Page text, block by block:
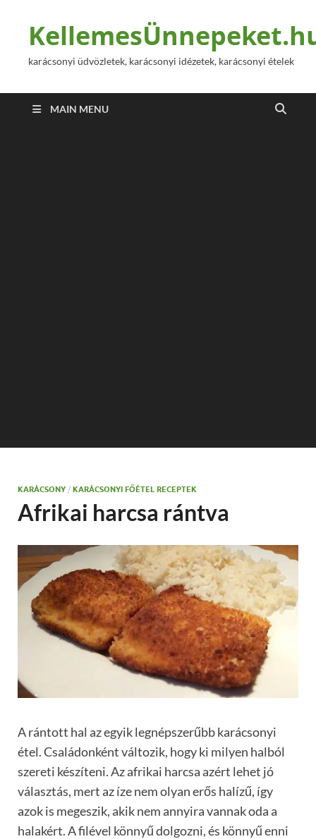
karácsonyi üdvözletek, karácsonyi idézetek, karácsonyi ételek
MAIN MENU
KARÁCSONY / KARÁCSONYI FŐÉTEL RECEPTEK
Afrikai harcsa rántva
A rántott hal az egyik legnépszerűbb karácsonyi
étel. Családonként változik, hogy ki milyen halból
szereti készíteni. Az afrikai harcsa azért lehet jó
választás, mert az íze nem olyan erős halízű, így
azok is megeszik, akik nem annyira vannak oda a
halakért. A filével könnyű dolgozni, és könnyű enni